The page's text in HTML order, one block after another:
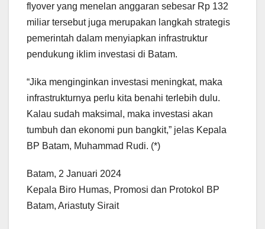
flyover yang menelan anggaran sebesar Rp 132
miliar tersebut juga merupakan langkah strategis
pemerintah dalam menyiapkan infrastruktur
pendukung iklim investasi di Batam.
“Jika menginginkan investasi meningkat, maka
infrastrukturnya perlu kita benahi terlebih dulu.
Kalau sudah maksimal, maka investasi akan
tumbuh dan ekonomi pun bangkit,” jelas Kepala
BP Batam, Muhammad Rudi. (*)
Batam, 2 Januari 2024
Kepala Biro Humas, Promosi dan Protokol BP
Batam, Ariastuty Sirait